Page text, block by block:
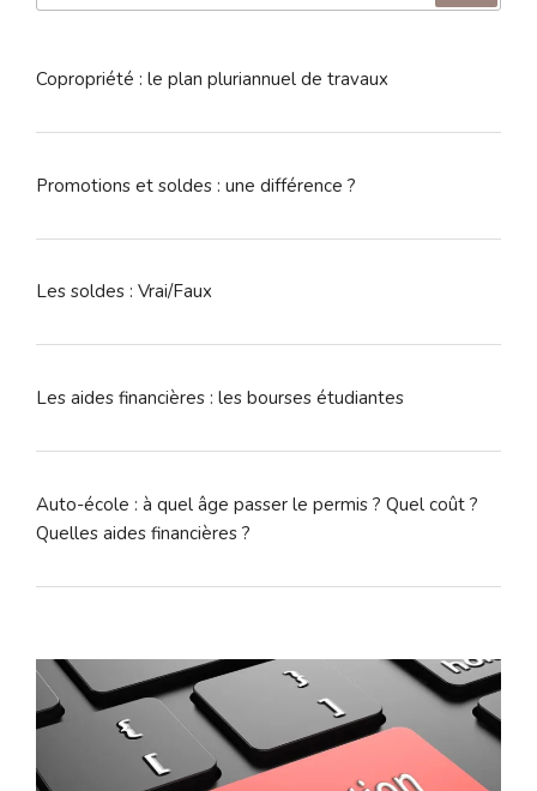
Copropriété : le plan pluriannuel de travaux
Promotions et soldes : une différence ?
Les soldes : Vrai/Faux
Les aides financières : les bourses étudiantes
Auto-école : à quel âge passer le permis ? Quel coût ?
Quelles aides financières ?